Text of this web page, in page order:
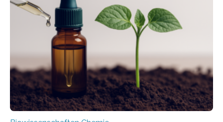
Art einer neuen Gattung beschrieben werden und trägt
nun den Namen Cretosabethes primaevus. Dieser erste
fossile Nachweis einer Stechmückenlarve in Bernstein
stellt gleichzeitig den ersten Fossilfund einer
Mückenlarve aus dem Mesozoikum dar, denn…